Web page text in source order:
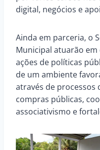
digital, negócios e
Ainda em parceria, o
Municipal atuarão
ações de políticas
de um ambiente
através de processos
compras públicas,
associativismo e